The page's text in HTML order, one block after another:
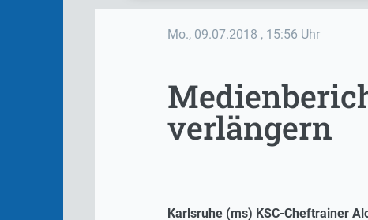
Mo., 09.07.2018 , 15:56 Uhr
verlängern
Karlsruhe (ms) KSC-Cheftrainer